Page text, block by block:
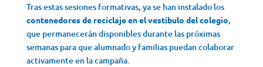
Tras estas sesiones formativas, ya se han instalado los
contenedores de reciclaje en el vestíbulo del colegio,
que permanecerán disponibles durante las próximas
semanas para que alumnado y familias puedan colaborar
activamente en la campaña.